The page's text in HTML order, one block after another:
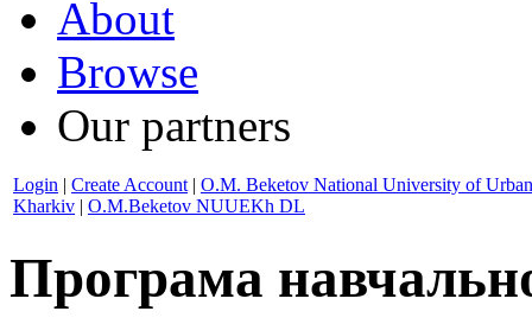
About
Browse
Our partners
Login | Create Account | O.M. Beketov National University of
Kharkiv | O.M.Beketov NUUEKh DL
Програма